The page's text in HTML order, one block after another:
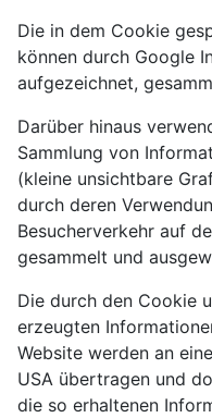
Die in dem Cookie
können durch Google
aufgezeichnet,
Darüber hinaus
Sammlung von
(kleine unsichtbare
durch deren
Besucherverkehr auf
gesammelt und
Die durch den Cookie
erzeugten
Website werden an
USA übertragen und
die so erhaltenen